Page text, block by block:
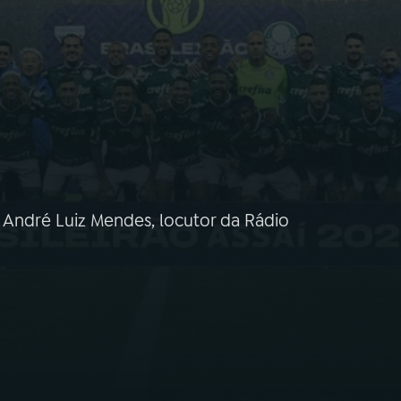
Luiz Mendes, locutor da Rádio